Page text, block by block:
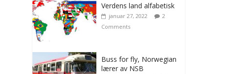
Verdens land alfabetisk
januar 27, 2022
2
Comments
Buss for fly, Norwegian
lærer av NSB